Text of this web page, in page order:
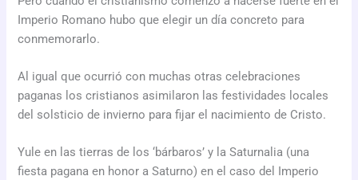
Imperio Romano hubo que elegir un día concreto para
conmemorarlo.
Al igual que ocurrió con muchas otras celebraciones
paganas los cristianos asimilaron las festividades locales
del solsticio de invierno para fijar el nacimiento de Cristo.
Yule en las tierras de los ‘bárbaros’ y la Saturnalia (una
fiesta pagana en honor a Saturno) en el caso del Imperio